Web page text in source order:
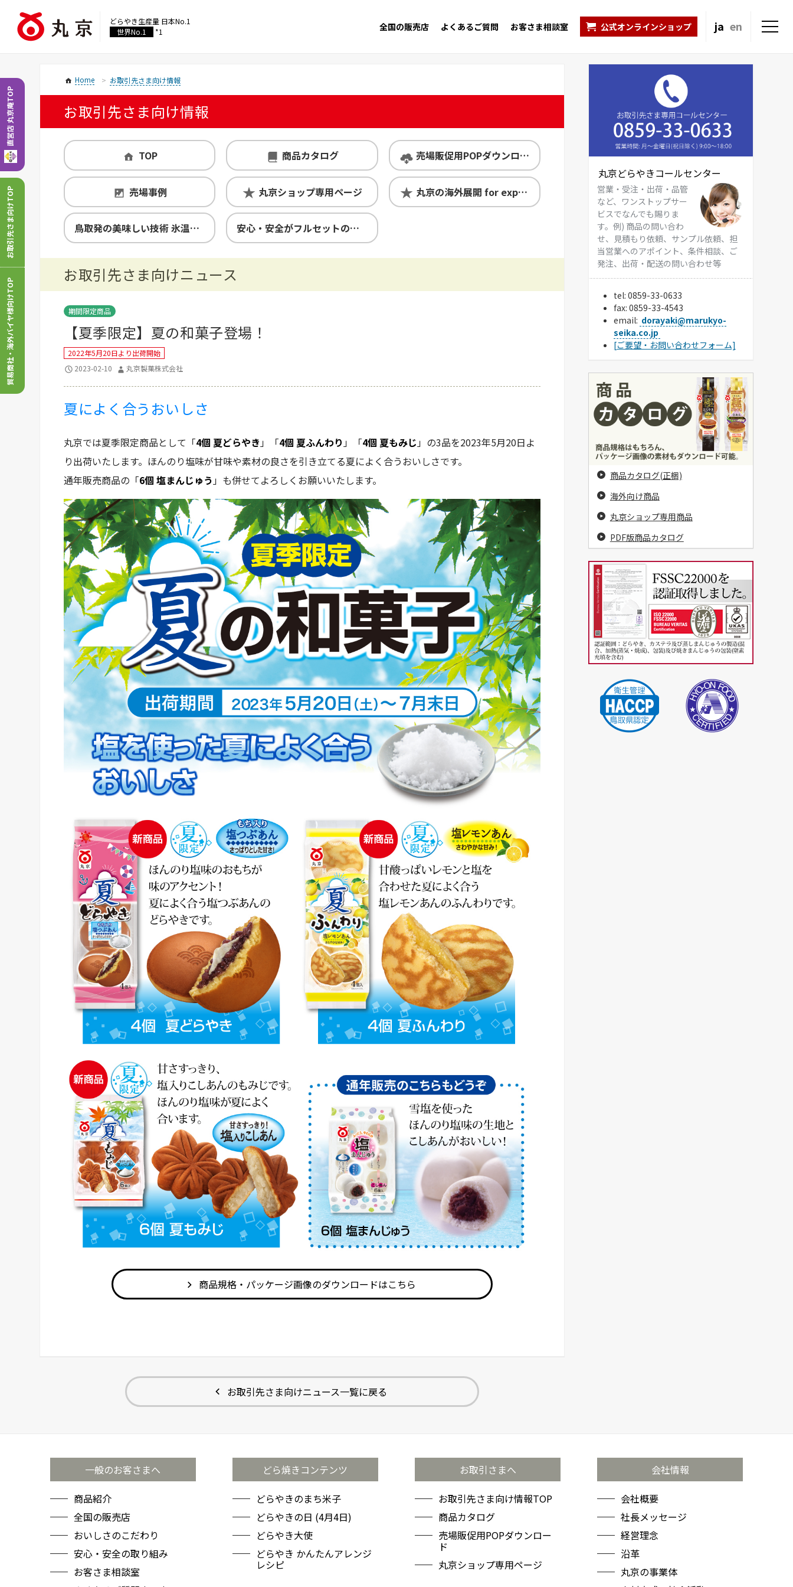
どらやき生産量日本No.1
世界No.1
*1 全国の販売店 よくあるご質問 お客さま相談室 公式オンラインショップ ja en
Home お取引先さま向け情報
お取引先さま向け情報
TOP 商品カタログ 売場販促用POPダウンロード
売場事例 丸京ショップ専用ページ 丸京の海外展開 for exporters
鳥取発の美味しい技術 氷温熟成製法 安心・安全がフルセットの丸京
お取引先さま向けニュース
期間限定商品
【夏季限定】夏の和菓子登場！
2022年5月20日より出荷開始
2023-02-10
丸京製菓株式会社
夏によく合うおいしさ
丸京では夏季限定商品として「4個 夏どらやき」「4個 夏ふんわり」「4個 夏もみじ」の3品を2023年5月20日よ
り出荷いたします。ほんのり塩味が甘味や素材の良さを引き立てる夏によく合うおいしさです。
通年販売商品の「6個 塩まんじゅう」も併せてよろしくお願いいたします。
商品規格・パッケージ画像のダウンロードはこちら
お取引先さま向けニュース一覧に戻る
丸京どらやきコールセンター
営業・受注・出荷・品管
など、ワンストップサー
ビスでなんでも賜りま
す。例) 商品の問い合わ
せ、見積もり依頼、サンプル依頼、担
当営業へのアポイント、条件相談、ご
発注、出荷・配送の問い合わせ等
tel: 0859-33-0633
fax: 0859-33-4543
email: dorayaki@marukyo-
seika.co.jp
[ご要望・お問い合わせフォーム]
商品カタログ(正梱)
海外向け商品
丸京ショップ専用商品
PDF版商品カタログ
一般のお客さまへ
商品紹介
全国の販売店
おいしさのこだわり
安心・安全の取り組み
お客さま相談室
どら焼きコンテンツ
どらやきのまち米子
どらやきの日 (4月4日)
どらやき大使
どらやき かんたんアレンジ
レシピ
お取引さまへ
お取引先さま向け情報TOP
商品カタログ
売場販促用POPダウンロー
ド
丸京ショップ専用ページ
会社情報
会社概要
社長メッセージ
経営理念
沿革
丸京の事業体
直営店 丸京庵TOP
貿易商社・海外バイヤ様向けTOP
お取引先さま向けTOP